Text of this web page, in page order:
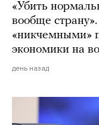
«Убить
вообще
«никчемными»
экономики на
день назад